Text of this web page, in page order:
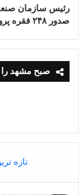
رئیس سازمان
صدور ۲۴۸ فقره پروانه بهره برداری صنعتی از ابتدای سال ۹۶
صبح مشهد را
تازه